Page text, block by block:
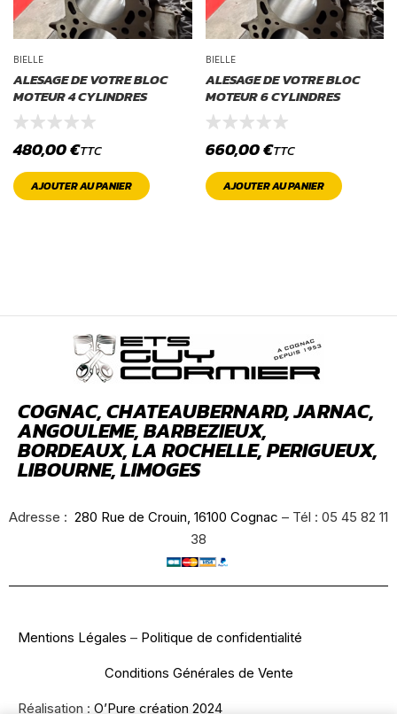
BIELLE
ALESAGE DE VOTRE BLOC
MOTEUR 4 CYLINDRES
480,00€TTC
AJOUTER AU PANIER
BIELLE
ALESAGE DE VOTRE BLOC
MOTEUR 6 CYLINDRES
660,00€TTC
AJOUTER AU PANIER
COGNAC, CHATEAUBERNARD, JARNAC,
ANGOULEME, BARBEZIEUX,
BORDEAUX, LA ROCHELLE, PERIGUEUX,
LIBOURNE, LIMOGES
Adresse : 280 Rue de Crouin, 16100 Cognac – Tél : 05 45 82 11
38
Mentions Légales – Politique de confidentialité
Conditions Générales de Vente
Réalisation : O’Pure création 2024